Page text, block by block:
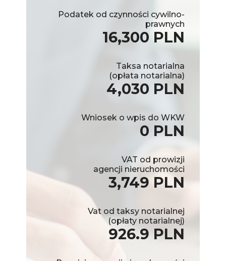
Podatek od czynności cywilno-
prawnych
16,300 PLN
Taksa notarialna
(opłata notarialna)
4,030 PLN
Wniosek o wpis do WKW
0 PLN
VAT od prowizji
agencji nieruchomości
3,749 PLN
Vat od taksy notarialnej
(opłaty notarialnej)
926.9 PLN